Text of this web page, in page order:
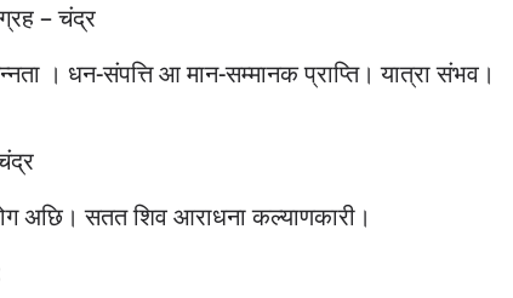
– चंद्र
। धन-संपत्ति आ मान-सम्मानक प्राप्ति। यात्रा संभव।
अछि। सतत शिव आराधना कल्याणकारी।